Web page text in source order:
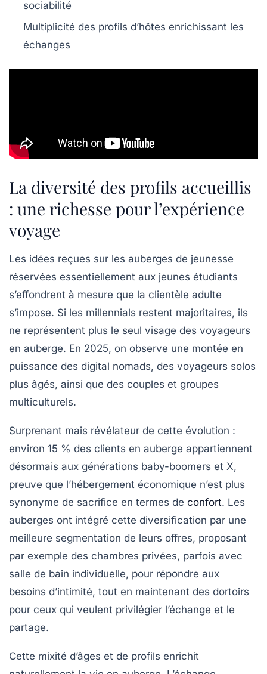
sociabilité
Multiplicité des profils d’hôtes enrichissant les
échanges
La diversité des profils accueillis
: une richesse pour l’expérience
voyage
Les idées reçues sur les auberges de jeunesse
réservées essentiellement aux jeunes étudiants
s’effondrent à mesure que la clientèle adulte
s’impose. Si les millennials restent majoritaires, ils
ne représentent plus le seul visage des voyageurs
en auberge. En 2025, on observe une montée en
puissance des digital nomads, des voyageurs solos
plus âgés, ainsi que des couples et groupes
multiculturels.
Surprenant mais révélateur de cette évolution :
environ 15 % des clients en auberge appartiennent
désormais aux générations baby-boomers et X,
preuve que l’hébergement économique n’est plus
synonyme de sacrifice en termes de confort. Les
auberges ont intégré cette diversification par une
meilleure segmentation de leurs offres, proposant
par exemple des chambres privées, parfois avec
salle de bain individuelle, pour répondre aux
besoins d’intimité, tout en maintenant des dortoirs
pour ceux qui veulent privilégier l’échange et le
partage.
Cette mixité d’âges et de profils enrichit